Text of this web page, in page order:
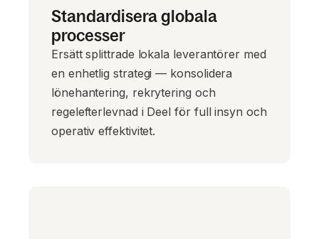
Standardisera globala
processer
Ersätt splittrade lokala leverantörer med
en enhetlig strategi — konsolidera
lönehantering, rekrytering och
regelefterlevnad i Deel för full insyn och
operativ effektivitet.